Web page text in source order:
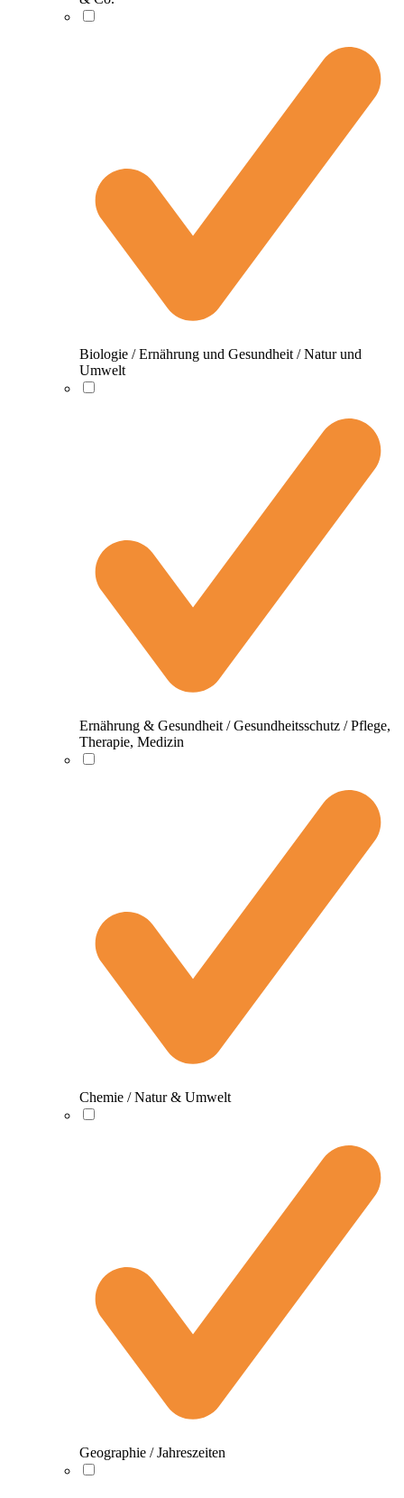
Biologie / Ernährung und Gesundheit / Natur und
Umwelt
Ernährung & Gesundheit / Gesundheitsschutz / Pflege,
Therapie, Medizin
Chemie / Natur & Umwelt
Geographie / Jahreszeiten